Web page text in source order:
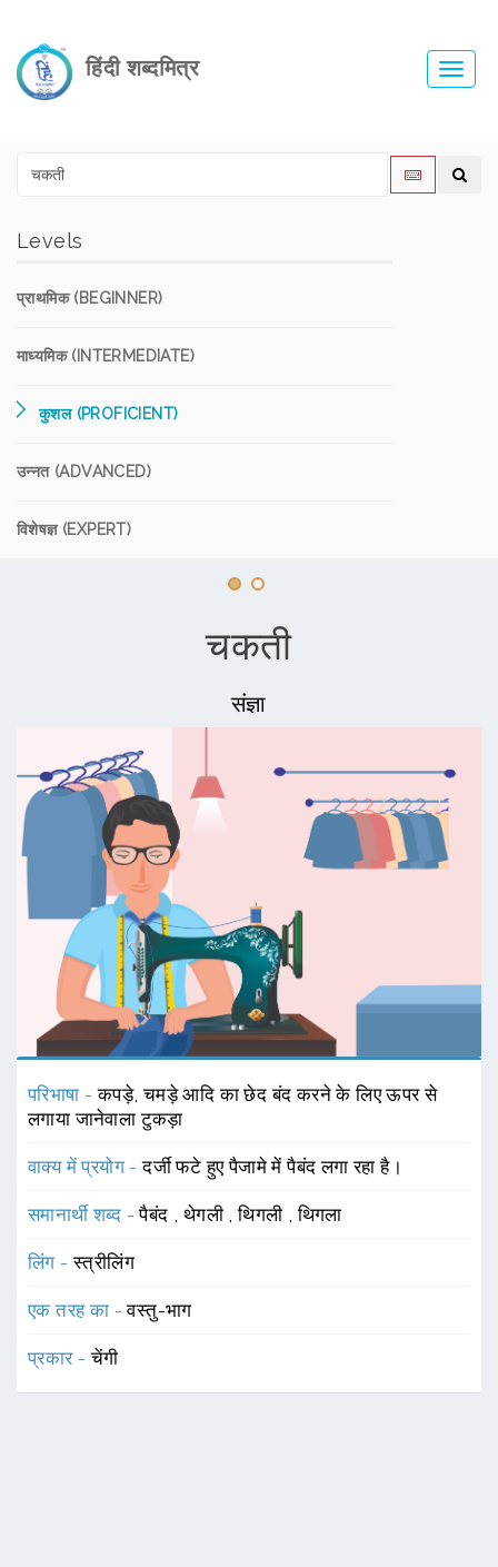
हिंदी शब्दमित्र
Levels
प्राथमिक (BEGINNER)
माध्यमिक (INTERMEDIATE)
कुशल (PROFICIENT)
उन्नत (ADVANCED)
विशेषज्ञ (EXPERT)
चकती
संज्ञा
परिभाषा -कपड़े, चमड़े आदि का छेद बंद करने के लिए ऊपर से
लगाया जानेवाला टुकड़ा
वाक्य में प्रयोग -दर्जी फटे हुए पैजामे में पैबंद लगा रहा है।
समानार्थी शब्द -पैबंद थेगली ,थिगली ,थिगला
लिंग -स्त्रीलिंग
एक तरह का -वस्तु-भाग
प्रकार -चेंगी